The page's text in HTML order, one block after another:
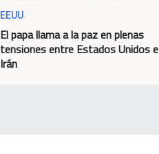
EEUU
El papa llama a la paz en plenas
tensiones entre Estados Unidos e
Irán